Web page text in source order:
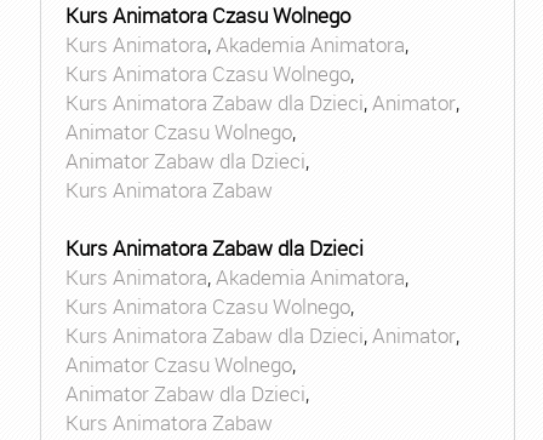
Kurs Animatora Czasu Wolnego
Kurs Animatora,Akademia Animatora,
Kurs Animatora Czasu Wolnego,
Kurs Animatora Zabaw dla Dzieci,Animator,
Animator Czasu Wolnego,
Animator Zabaw dla Dzieci,
Kurs Animatora Zabaw
Kurs Animatora Zabaw dla Dzieci
Kurs Animatora,Akademia Animatora,
Kurs Animatora Czasu Wolnego,
Kurs Animatora Zabaw dla Dzieci,Animator,
Animator Czasu Wolnego,
Animator Zabaw dla Dzieci,
Kurs Animatora Zabaw